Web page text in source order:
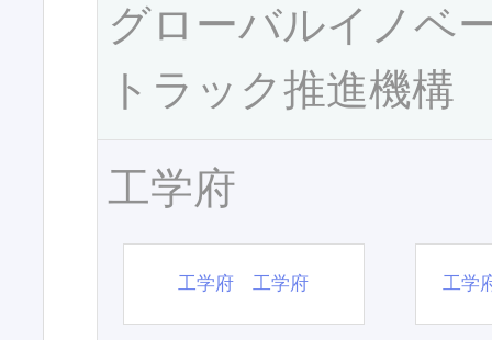
グローバルイノベ
トラック推進機構
工学府
工学府 工学府 工学